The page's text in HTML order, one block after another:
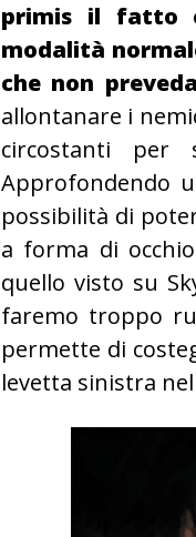
primis il fatto
modalità
che non
allontanare i
circostanti per
Approfondendo
possibilità di
a forma di
quello visto su
faremo troppo
permette di
levetta sinistra